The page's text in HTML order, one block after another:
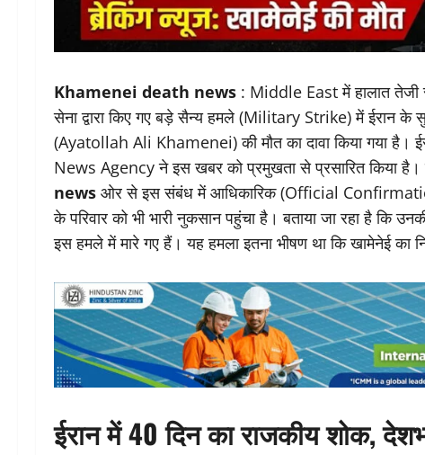
Khamenei death news : Middle East में हालात तेजी
सेना द्वारा किए गए बड़े सैन्य हमले (Military Strike) में ईरान
(Ayatollah Ali Khamenei) की मौत का दावा किया गया
News Agency ने इस खबर को प्रमुखता से प्रसारित किया है।
news ओर से इस संबंध में आधिकारिक (Official
के परिवार को भी भारी नुकसान पहुंचा है। बताया जा रहा है कि
इस हमले में मारे गए हैं। यह हमला इतना भीषण था कि खामेनेई का
ईरान में 40 दिन का राजकीय शोक,